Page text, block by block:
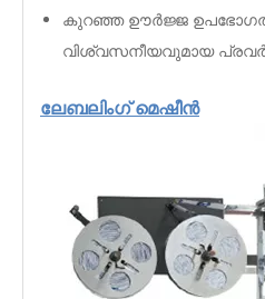
കുറഞ്ഞ ഊർജ്ജ
വിശ്വസനീയവുമായ
ലേബലിംഗ് മെഷീൻ